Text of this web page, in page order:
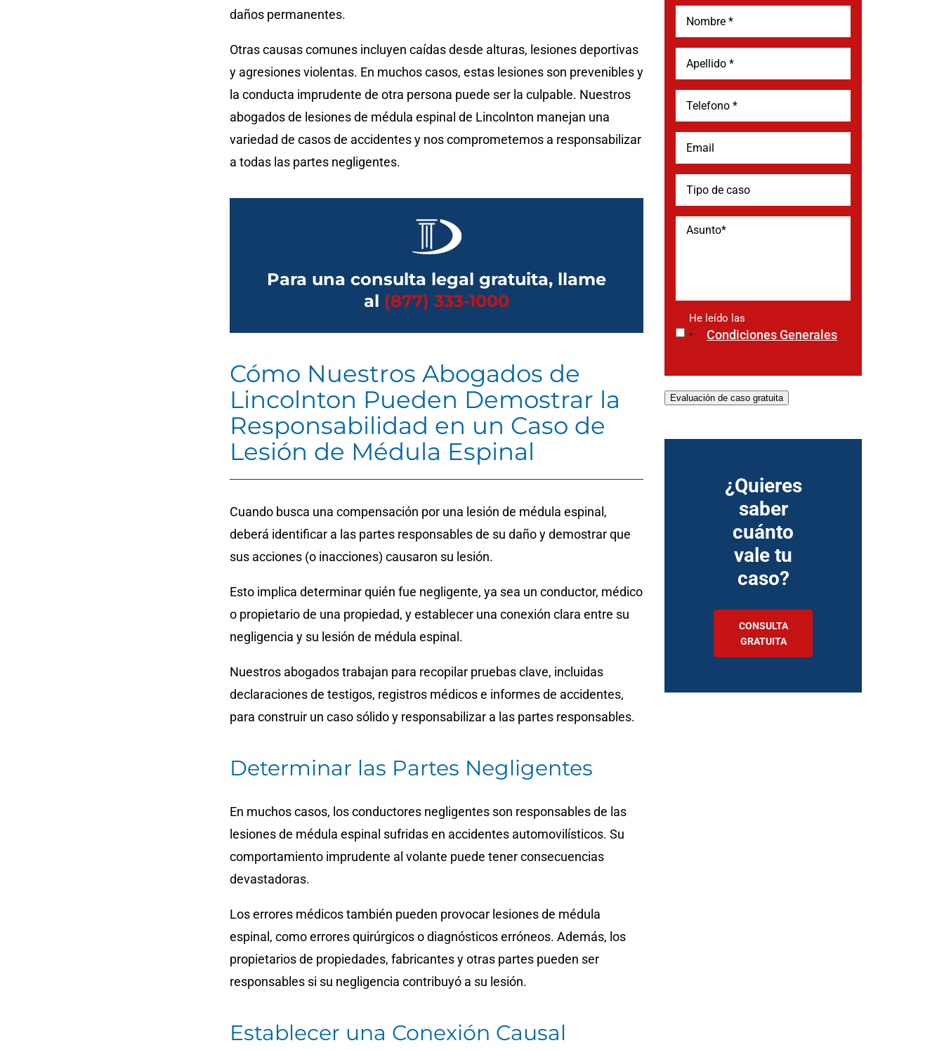
daños permanentes.
Otras causas comunes incluyen caídas desde alturas, lesiones deportivas
y agresiones violentas. En muchos casos, estas lesiones son prevenibles y
la conducta imprudente de otra persona puede ser la culpable. Nuestros
abogados de lesiones de médula espinal de Lincolnton manejan una
variedad de casos de accidentes y nos comprometemos a responsabilizar
a todas las partes negligentes.
Para una consulta legal gratuita, llame
al (877) 333-1000
Cómo Nuestros Abogados de
Lincolnton Pueden Demostrar la
Responsabilidad en un Caso de
Lesión de Médula Espinal
Cuando busca una compensación por una lesión de médula espinal,
deberá identificar a las partes responsables de su daño y demostrar que
sus acciones (o inacciones) causaron su lesión.
Esto implica determinar quién fue negligente, ya sea un conductor, médico
o propietario de una propiedad, y establecer una conexión clara entre su
negligencia y su lesión de médula espinal.
Nuestros abogados trabajan para recopilar pruebas clave, incluidas
declaraciones de testigos, registros médicos e informes de accidentes,
para construir un caso sólido y responsabilizar a las partes responsables.
Determinar las Partes Negligentes
En muchos casos, los conductores negligentes son responsables de las
lesiones de médula espinal sufridas en accidentes automovilísticos. Su
comportamiento imprudente al volante puede tener consecuencias
devastadoras.
Los errores médicos también pueden provocar lesiones de médula
espinal, como errores quirúrgicos o diagnósticos erróneos. Además, los
propietarios de propiedades, fabricantes y otras partes pueden ser
responsables si su negligencia contribuyó a su lesión.
Establecer una Conexión Causal
He leído las
Condiciones Generales
Evaluación de caso gratuita
¿Quieres
saber
cuánto
vale tu
caso?
CONSULTA
GRATUITA